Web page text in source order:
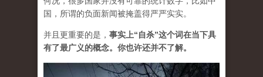
国，所谓的负面新闻被掩盖得严严实实。
并且更重要的是， 事实上“自杀”这个词在当下具
有了最广义的概念。你也许还并不了解。